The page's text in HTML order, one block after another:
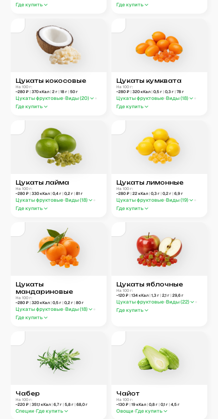
Где купить
Где купить
Цукаты кокосовые
На 100 г:
~280 ₽| 370 кКал| 2 г| 18 г| 50 г
Цукаты фруктовые Виды (20)
Где купить
Цукаты кумквата
На 100 г:
~280 ₽ | 320 кКал | 0,5 г | 0,3 г | 78 г
Цукаты фруктовые Виды (18)
Где купить
Цукаты лайма
На 100 г:
~280 ₽| 330 кКал| 0,4 г| 0,2 г| 81 г
Цукаты фруктовые Виды (18)
Где купить
Цукаты лимонные
На 100 г:
~280 ₽ | 22 кКал | 0,3 г | 0,2 г | 6,9 г
Цукаты фруктовые Виды (19)
Где купить
Цукаты
мандариновые
На 100 г:
~280 ₽| 320 кКал| 0,5 г| 0,2 г| 80 г
Цукаты фруктовые Виды (18)
Где купить
Цукаты яблочные
На 100 г:
~120 ₽ | 134 кКал | 1,3 г | 2,1 г | 29,6 г
Цукаты фруктовые Виды (22)
Где купить
Чабер
На 100 г:
~220 ₽| 351,1 кКал| 6,7г| 5,8 г| 68,0 г
Специи Где купить
Чайот
На 100 г:
~130 ₽ | 19 кКал | 0,8 г | 0,1 г | 4,5 г
Овощи Где купить